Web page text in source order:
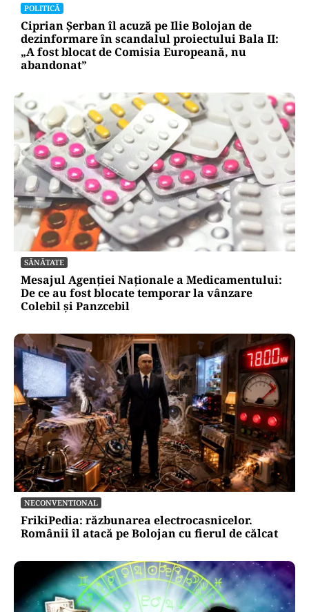
POLITICĂ
Ciprian Șerban îl acuză pe Ilie Bolojan de
dezinformare în scandalul proiectului Bala II:
„A fost blocat de Comisia Europeană, nu
abandonat”
SĂNĂTATE
Mesajul Agenției Naționale a Medicamentului:
De ce au fost blocate temporar la vânzare
Colebil și Panzcebil
NECONVENTIONAL
FrikiPedia: răzbunarea electrocasnicelor.
Românii îl atacă pe Bolojan cu fierul de călcat